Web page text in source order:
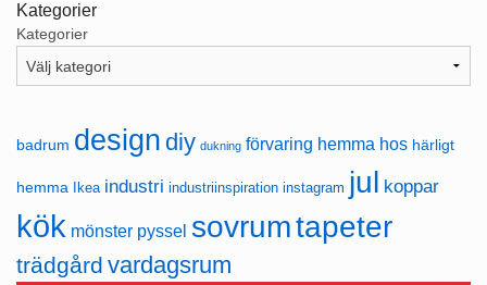
Kategorier
Kategorier
badrum design diy dukning förvaring hemma hos härligt
hemma Ikea industri industriinspiration instagram jul koppar
kök mönster pyssel sovrumtapeter
trädgård vardagsrum